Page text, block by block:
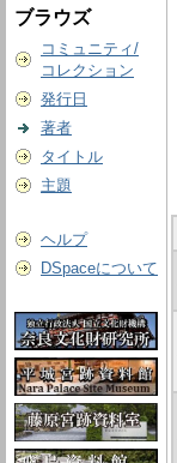
ブラウズ
コミュニティ/
コレクション
発行日
著者
タイトル
主題
ヘルプ
DSpaceについて